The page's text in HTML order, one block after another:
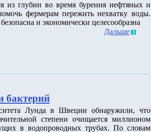
из глубин во время бурения нефтяных и
фермерам пережить нехватку воды.
и экономически целесообразна
Дальше
бактерий
Лунда в Швеции обнаружили, что
степени очищается миллионом
в водопроводных трубах. По словам